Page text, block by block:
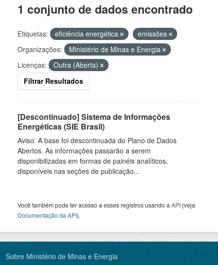
1 conjunto de dados encontrado
Etiquetas: eficiência energética
emissões
Organizações:
Ministério de Minas e Energia
Licenças:
Outra (Aberta)
Filtrar Resultados
[Descontinuado] Sistema de Informações
Energéticas (SIE Brasil)
Aviso: A base foi descontinuada do Plano de Dados
Abertos. As informações passarão a serem
disponibilizadas em formas de painéis analíticos,
disponíveis nas seções de publicação...
Você também pode ter acesso a esses registros usando a API (veja
Documentação da API).
Sobre Ministério de Minas e Energia